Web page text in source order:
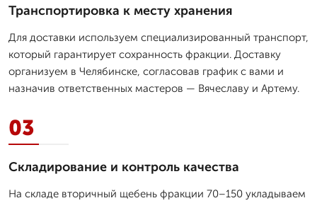
Транспортировка к месту хранения
Для доставки используем специализированный транспорт,
который гарантирует сохранность фракции. Доставку
организуем в Челябинске, согласовав график с вами и
назначив ответственных мастеров — Вячеславу и Артему.
03
Складирование и контроль качества
На складе вторичный щебень фракции 70–150 укладываем